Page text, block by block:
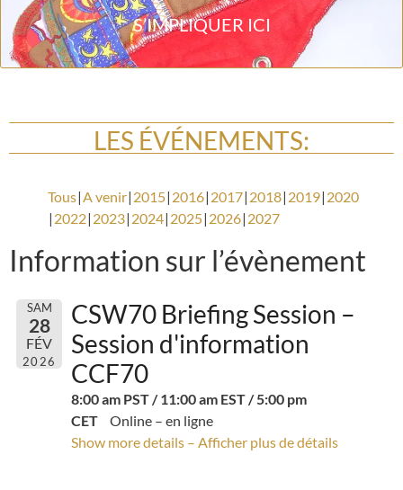
S’IMPLIQUER ICI
LES ÉVÉNEMENTS:
Tous A venir 2015 2016 2017 2018 2019 2020
2022 2023 2024 2025 2026 2027
Information sur l’évènement
SAM
28
FÉV
2026
CSW70 Briefing Session –
Session d'information
CCF70
8:00 am PST / 11:00 am EST / 5:00 pm
CET
Online – en ligne
Show more details – Afficher plus de détails